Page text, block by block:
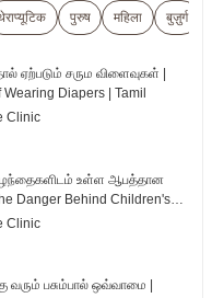
पुरुष महिला बुज़ुर्ग
ஏற்படும் சரும விளைவுகள் |
Wearing Diapers | Tamil
Clinic
உள்ள ஆபத்தான
Danger Behind Children's
Clinic
வரும் பசும்பால் ஒவ்வாமை |